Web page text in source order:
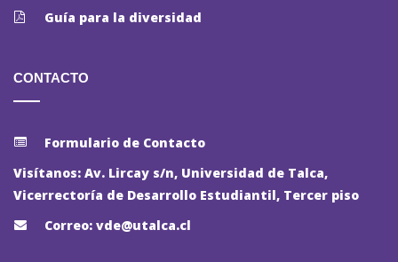
Guía para la diversidad
CONTACTO
Formulario de Contacto
Visítanos: Av. Lircay s/n, Universidad de Talca,
Vicerrectoría de Desarrollo Estudiantil, Tercer piso
Correo: vde@utalca.cl